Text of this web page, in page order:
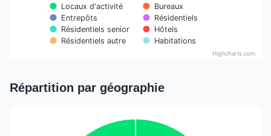
Locaux d'activité
Bureaux
Entrepôts
Résidentiels
Résidentiels senior
Hôtels
Résidentiels autre
Habitations
Highcharts.com
Répartition par géographie